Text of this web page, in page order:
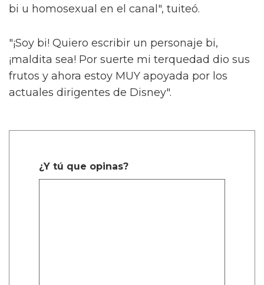
bi u homosexual en el canal", tuiteó.
"¡Soy bi! Quiero escribir un personaje bi,
¡maldita sea! Por suerte mi terquedad dio sus
frutos y ahora estoy MUY apoyada por los
actuales dirigentes de Disney".
¿Y tú que opinas?